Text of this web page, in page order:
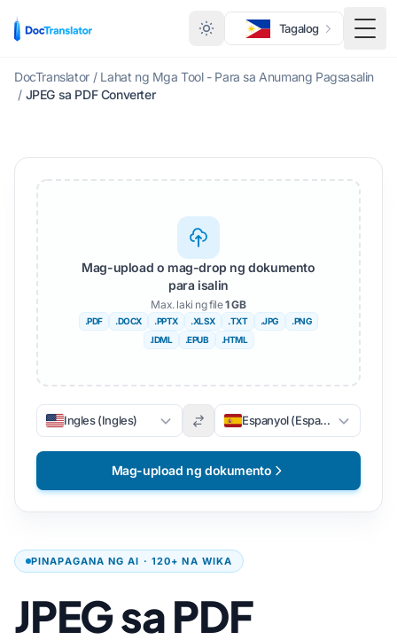
Tagalog
I-
DocTranslator / Lahat ng Mga Tool - Para sa Anumang Pagsasalin
/ JPEG sa PDF Converter
PINAPAGANA NG AI · 120+ NA WIKA
JPEG sa PDF
Mag-upload o mag-drop ng dokumento
para isalin
Max. laki ng file1 GB
.PDF .DOCX .PPTX .XLSX .TXT .JPG
.PNG
.IDML
.EPUB .HTML
Ingles (Ingles) Espanyol (Espanyol)
Mag-upload ng dokumento